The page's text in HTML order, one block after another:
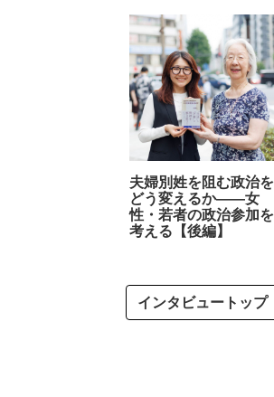
夫婦別姓を阻む政治を
どう変えるか――女
性・若者の政治参加を
考える【後編】
インタビュートップ